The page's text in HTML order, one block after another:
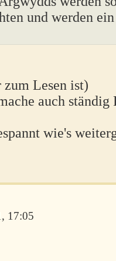
und werden
Lesen ist)
auch
wie's
17:05